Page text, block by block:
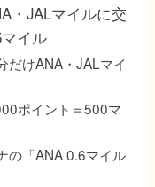
・JALマイルに交
イル
だけANA・JALマイ
ポイント＝500マ
の「ANA 0.6マイル